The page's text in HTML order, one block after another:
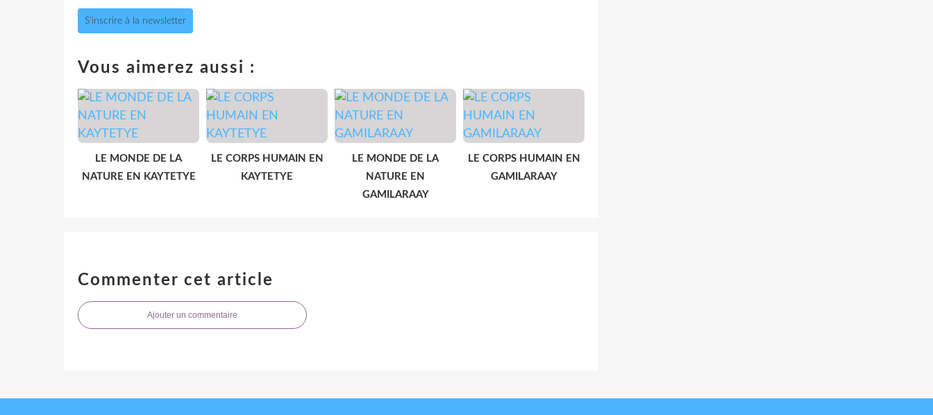
S'inscrire à la newsletter
Vous aimerez aussi :
LE MONDE DE LA
NATURE EN KAYTETYE
LE CORPS HUMAIN EN
KAYTETYE
LE MONDE DE LA
NATURE EN
GAMILARAAY
LE CORPS HUMAIN EN
GAMILARAAY
Commenter cet article
Ajouter un commentaire